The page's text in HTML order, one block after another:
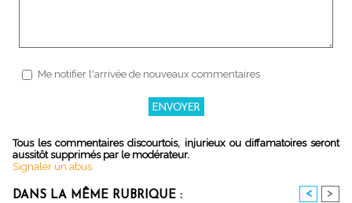
Me notifier l'arrivée de nouveaux commentaires
Tous les commentaires discourtois, injurieux ou diffamatoires seront
aussitôt supprimés par le modérateur.
Signaler un abus
DANS LA MÊME RUBRIQUE : < >